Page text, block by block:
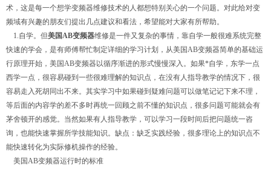
术，这是每一个想学变频器维修技术的人都想特别关心的一个问题。对此给对变
频域有兴趣的朋友们提出几点建议和看法，希望能对大家有所帮助。
1.自学。但美国AB变频器维修是一件又复杂的事情，靠自学一般很难系统完整
快速的学会，是有师傅帮忙制定详细的学习计划，从美国AB变频器简单的基础运
行原理开始，美国AB变频器以循序渐进的形式慢慢深入。如果*自学，东学一点
西学一点，很容易碰到一些很难理解的知识点，在没有人指导教学的情况下，很
容易走入死胡同出不来。其实学习中如果碰到疑难问题可以做笔记记下来不理，
等后面的内容学的差不多时再统一回顾之前不懂的知识点，很多问题可能就会有
茅舍顿开的感觉。当然如果有人指导教学，可以学习一段时间后把问题统一咨
询，也能快速掌握所学技能知识。缺点：缺乏实践经验，很多理论上的知识点不
能快速转化为实际修机操作的经验。
美国AB变频器运行时的标准